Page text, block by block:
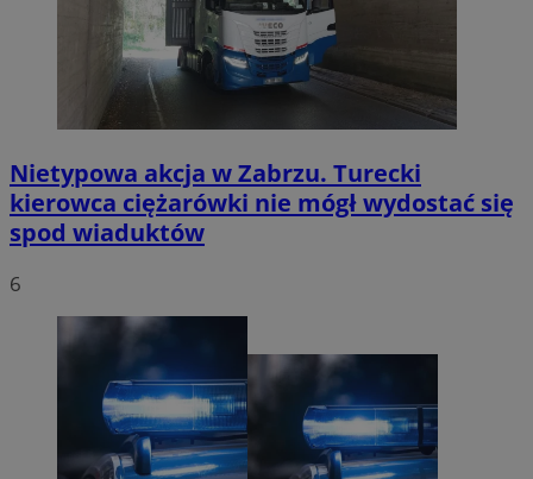
Nietypowa akcja w Zabrzu. Turecki
kierowca ciężarówki nie mógł wydostać się
spod wiaduktów
6